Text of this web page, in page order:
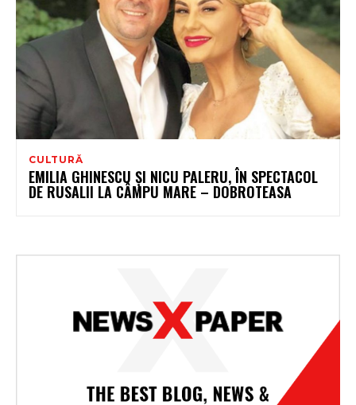
CULTURĂ
EMILIA GHINESCU ȘI NICU PALERU, ÎN SPECTACOL
DE RUSALII LA CÂMPU MARE – DOBROTEASA